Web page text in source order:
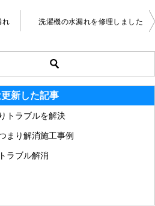
れ 洗濯機の水漏れを修理しました
新した記事
トラブルを解決
まり解消施工事例
ラブル解消